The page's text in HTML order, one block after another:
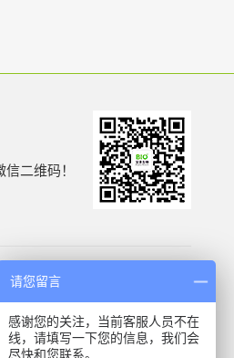
二维码！
于我们
于我们
产品信息
微生物质控菌株
请您留言
感谢您的关注，当前客服人员不在
线，请填写一下您的信息，我们会
尽快和您联系。